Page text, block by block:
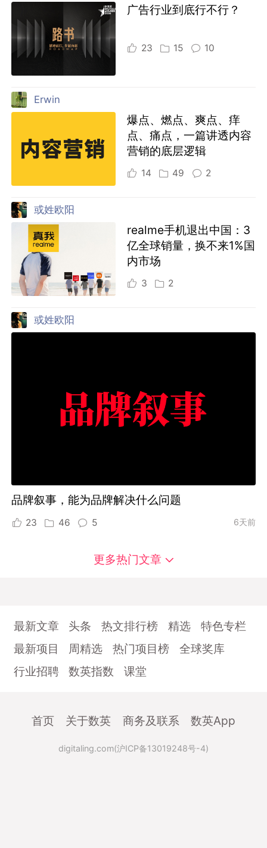
广告行业到底行不行？
23 15 10
Erwin
爆点、燃点、爽点、痒
点、痛点，一篇讲透内容
营销的底层逻辑
14 49 2
或姓欧阳
realme手机退出中国：3
亿全球销量，换不来1%国
内市场
3 2
或姓欧阳
品牌叙事，能为品牌解决什么问题
23 46 5 6天前
更多热门文章
最新文章 头条 热文排行榜 精选
特色专栏
最新项目
周精选 热门项目榜
全球奖库
行业招聘
数英指数 课堂
首页 关于数英 商务及联系 数英App
digitaling.com(沪ICP备13019248号-4)